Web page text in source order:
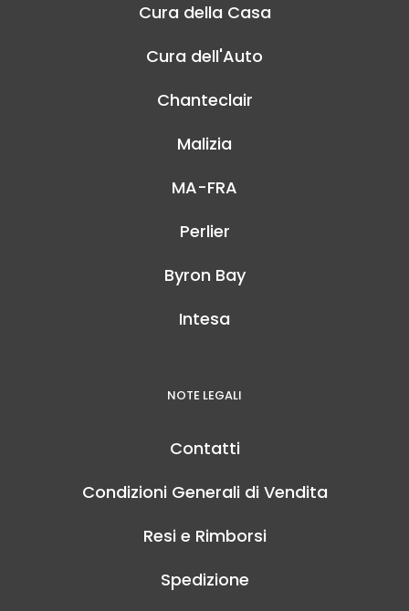
Cura della Casa
Cura dell'Auto
Chanteclair
Malizia
MA-FRA
Perlier
Byron Bay
Intesa
NOTE LEGALI
Contatti
Condizioni Generali di Vendita
Resi e Rimborsi
Spedizione